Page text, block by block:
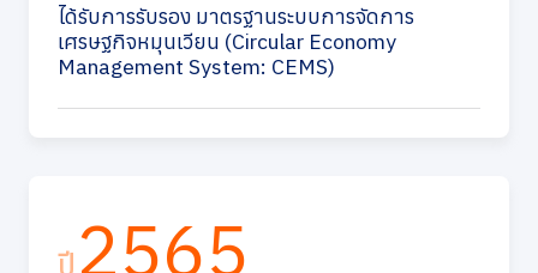
ได้รับการรับรอง มาตรฐานระบบการจัดการ
เศรษฐกิจหมุนเวียน (Circular Economy
Management System: CEMS)
ปี 2565